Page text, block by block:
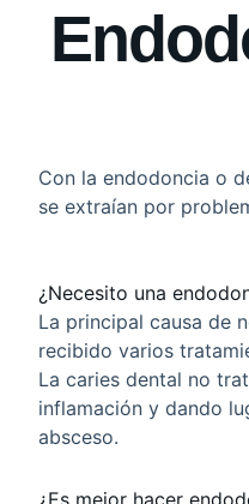
Con la endodoncia o
se extraían por
¿Necesito una
La principal causa de
recibido varios
La caries dental no
inflamación y dando
absceso.
¿Es mejor hacer